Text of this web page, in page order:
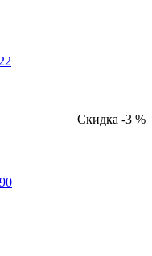
Скидка -3 %